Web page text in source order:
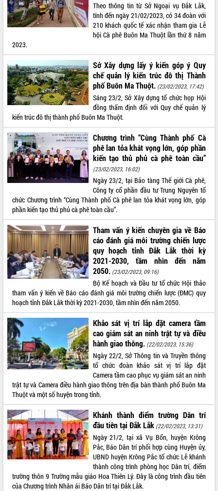
VIDEO
Không có file video nào để phát.
LIÊN KẾT WEB
THỐNG KÊ TRUY CẬP
Hôm nay: 22913
Tất cả: 66035653
Theo thông tin từ Sở Ngoại vụ Đắk Lắk,
tính đến ngày 21/02/2023, có 34 đoàn với
210 khách quốc tế xác nhận tham gia Lễ
hội Cà phê Buôn Ma Thuột lần thứ 8 năm
2023.
Sở Xây dựng lấy ý kiến góp ý Quy
chế quản lý kiến trúc đô thị Thành
phố Buôn Ma Thuột. (23/02/2023, 17:42)
Sáng 23/2, Sở Xây dựng tổ chức họp Hội
đồng thẩm định đối với Quy chế quản lý
kiến trúc đô thị thành phố Buôn Ma Thuột.
Chương trình “Cùng Thành phố Cà
phê lan tỏa khát vọng lớn, góp phần
kiến tạo thủ phủ cà phê toàn cầu”
(23/02/2023, 16:02)
Ngày 23/2, tại Bảo tàng Thế giới Cà phê,
Công ty cổ phần đầu tư Trung Nguyên tổ
chức Chương trình “Cùng Thành phố Cà phê lan tỏa khát vọng lớn, góp
phần kiến tạo thủ phủ cà phê toàn cầu”.
Tham vấn ý kiến chuyên gia về Báo
cáo đánh giá môi trường chiến lược
quy hoạch tỉnh Đắk Lắk thời kỳ
2021-2030, tầm nhìn đến năm
2050. (23/02/2023, 09:16)
Bộ Kế hoạch và Đầu tư tổ chức Hội thảo
tham vấn ý kiến về Báo cáo đánh giá môi trường chiến lược (ĐMC) quy
hoạch tỉnh Đắk Lắk thời kỳ 2021-2030, tầm nhìn đến năm 2050.
Khảo sát vị trí lắp đặt camera tầm
cao giám sát an ninh trật tự và điều
hành giao thông. (22/02/2023, 15:36)
Ngày 22/2, Sở Thông tin và Truyền thông
tổ chức đoàn khảo sát vị trí lắp đặt
Camera tầm cao phục vụ giám sát an ninh
trật tự và Camera điều hành giao thông trên địa bàn thành phố Buôn Ma
Thuột và một số huyện trong tỉnh.
Khánh thành điểm trường Dân trí
đầu tiên tại Đắk Lắk (22/02/2023, 13:31)
Ngày 21/2, tại xã Vụ Bổn, huyện Krông
Pắc, Báo Dân trí phối hợp cùng Huyện ủy,
UBND huyện Krông Pắc tổ chức Lễ khánh
thành công trình phòng học Dân trí, điểm
trường thôn 9 Trường mẫu giáo Hoa Thiên Lý. Đây là công trình đầu tiên
của Chương trình Nhân ái Báo Dân trí tại Đắk Lắk.